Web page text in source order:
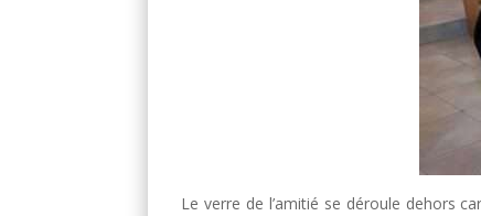
Le verre de l’amitié se déroule dehors